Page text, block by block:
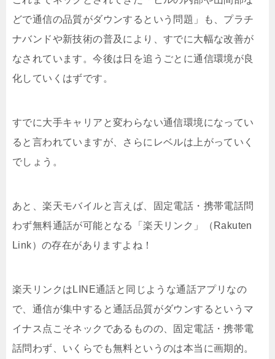
どで通信の品質がダウンするという問題」も、プラチ
ナバンドや新技術の普及により、すでに大幅な改善が
なされています。今後は日を追うごとに通信環境が良
化していくはずです。
すでに大手キャリアと変わらない通信環境になってい
ると言われていますが、さらにレベルは上がっていく
でしょう。
あと、楽天モバイルと言えば、固定電話・携帯電話問
わず無料通話が可能となる「楽天リンク」（Rakuten
Link）の存在がありますよね！
楽天リンクはLINE通話と同じような通話アプリなの
で、通信が集中すると通話品質がダウンするというマ
イナス点こそネックであるものの、固定電話・携帯電
話問わず、いくらでも無料というのは本当に画期的。